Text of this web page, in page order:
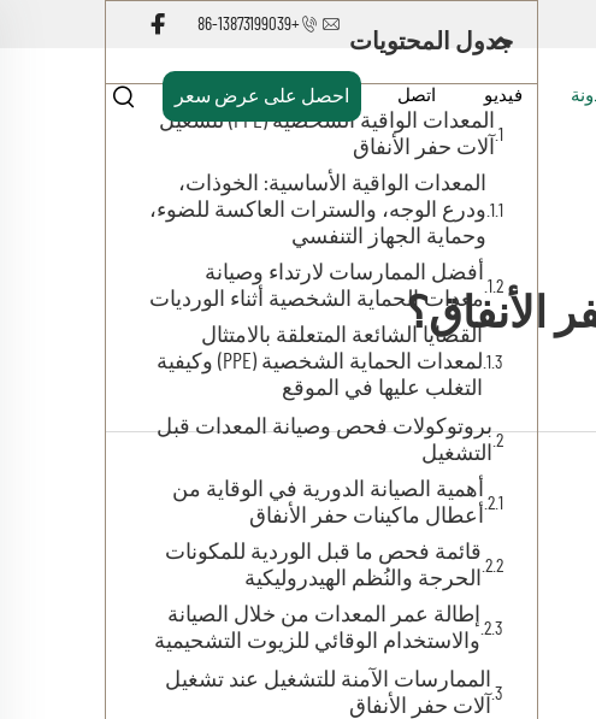
+86-13873199039
فيديو اتصل احصل على عرض سعر
الأنفاق؟
جدول المحتويات
المعدات الواقية الشخصية (PPE) لتشغيل
آلات حفر الأنفاق
المعدات الواقية الأساسية: الخوذات،
ودرع الوجه، والسترات العاكسة للضوء،
وحماية الجهاز التنفسي
أفضل الممارسات لارتداء وصيانة
معدات الحماية الشخصية أثناء الورديات
القضايا الشائعة المتعلقة بالامتثال
لمعدات الحماية الشخصية (PPE) وكيفية
التغلب عليها في الموقع
بروتوكولات فحص وصيانة المعدات قبل
التشغيل
أهمية الصيانة الدورية في الوقاية من
أعطال ماكينات حفر الأنفاق
قائمة فحص ما قبل الوردية للمكونات
الحرجة والنُظم الهيدروليكية
إطالة عمر المعدات من خلال الصيانة
والاستخدام الوقائي للزيوت التشحيمية
الممارسات الآمنة للتشغيل عند تشغيل
آلات حفر الأنفاق